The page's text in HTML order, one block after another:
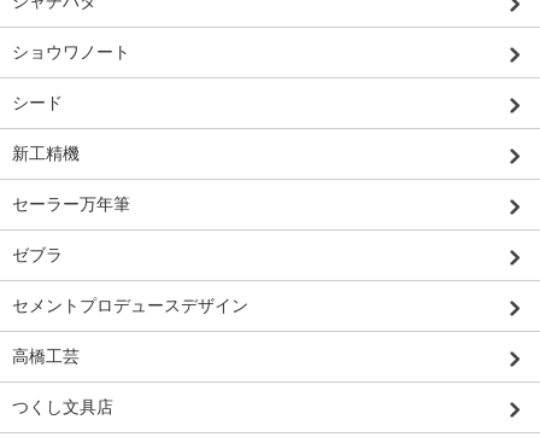
ショウワノート
シード
新工精機
セーラー万年筆
ゼブラ
セメントプロデュースデザイン
高橋工芸
つくし文具店